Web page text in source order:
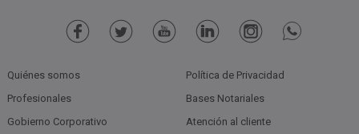
Quiénes somos
Profesionales
Gobierno Corporativo
Política de Privacidad
Bases Notariales
Atención al cliente